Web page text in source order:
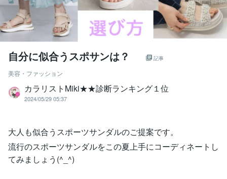
自分に似合うスポサンは？ 記事
美容・ファッション
カラリストMiki★★診断ランキング１位
2024/05/29 05:37
大人も似合うスポーツサンダルのご提案です。
流行のスポーツサンダルをこの夏上手にコーディネートし
てみましょう(^_^)